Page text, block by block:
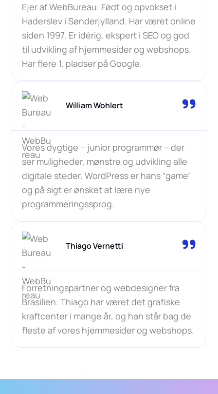
Ejer af WebBureau. Født og opvokset i
Haderslev i Sønderjylland. Har været online
siden 1997. Er idérig, ekspert i SEO og god
til udvikling af hjemmesider og webshops.
Har flere 1. pladser på Google.
William Wohlert
Vores dygtige – junior programmør – der
ser muligheder, mønstre og udvikling alle
digitale steder. WordPress er hans “game”
og på sigt er ønsket at lære nye
programmeringssprog.
Thiago Vernetti
Forretningspartner og webdesigner fra
Brasilien. Thiago har været det grafiske
kraftcenter i mange år, og han står bag de
fleste af vores hjemmesider og webshops.